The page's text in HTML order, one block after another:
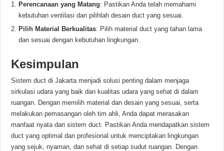
Perencanaan yang Matang: Pastikan Anda telah memahami
kebutuhan ventilasi dan pilihlah desain duct yang sesuai.
Pilih Material Berkualitas: Pilih material duct yang tahan lama
dan sesuai dengan kebutuhan lingkungan.
Kesimpulan
Sistem duct di Jakarta menjadi solusi penting dalam menjaga
sirkulasi udara yang baik dan kualitas udara yang sehat di dalam
ruangan. Dengan memilih material dan desain yang sesuai, serta
melakukan pemasangan oleh tim ahli, Anda dapat merasakan
manfaat nyata dari sistem duct. Pastikan Anda mendapatkan sistem
duct yang optimal dan profesional untuk menciptakan lingkungan
yang sejuk, nyaman, dan sehat di setiap sudut ruangan. Dengan